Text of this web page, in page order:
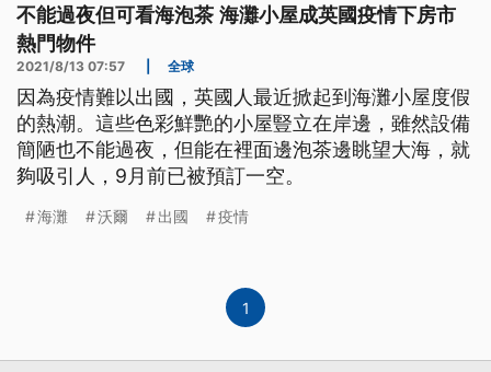
不能過夜但可看海泡茶 海灘小屋成英國疫情下房市
熱門物件
2021/8/13 07:57 全球
因為疫情難以出國，英國人最近掀起到海灘小屋度假
的熱潮。這些色彩鮮艷的小屋豎立在岸邊，雖然設備
簡陋也不能過夜，但能在裡面邊泡茶邊眺望大海，就
夠吸引人，9月前已被預訂一空。
海灘 沃爾 出國 疫情
1